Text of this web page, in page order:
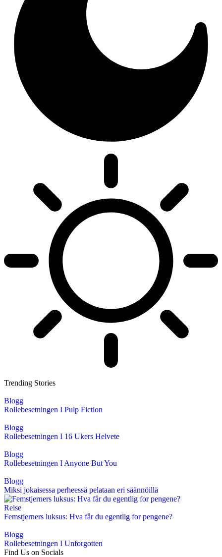
Trending Stories
Blogg
Rollebesetningen I Pulp Fiction
Blogg
Rollebesetningen I 16 Ukers Helvete
Blogg
Rollebesetningen I Anyone But You
Blogg
Miksi jokaisessa perheessä pelataan eri säännöillä
Reise
Femstjerners luksus: Hva får du egentlig for pengene?
Blogg
Rollebesetningen I Unforgotten
Find Us on Socials